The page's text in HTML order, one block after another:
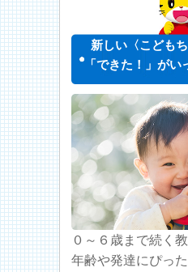
新しい〈こども
「できた！」がい
０～６歳まで続く
年齢や発達にぴっ